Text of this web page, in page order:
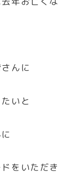
んに
いと
をいただき